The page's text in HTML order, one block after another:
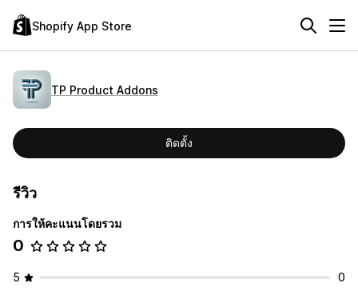
Shopify App Store
TP Product Addons
ติดตั้ง
รีวิว
การให้คะแนนโดยรวม
0
5
0